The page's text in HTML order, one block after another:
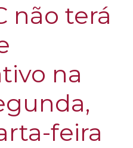
não terá
na
feira